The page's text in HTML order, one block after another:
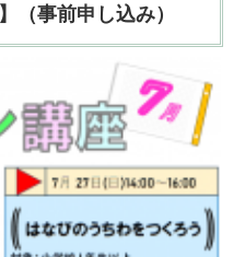
（事前申し込み）